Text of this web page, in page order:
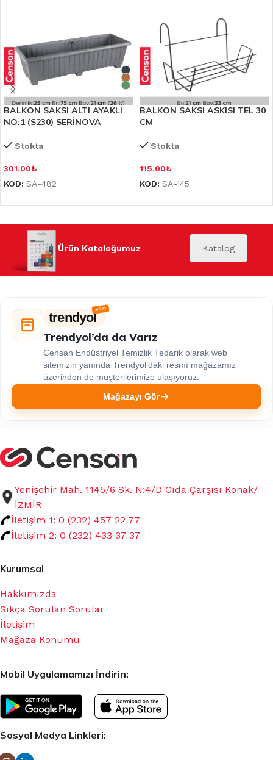
BALKON SAKSI ALTI AYAKLI
NO:1 (S230) SERİNOVA
Stokta
301.00₺
KOD: SA-482
BALKON SAKSI ASKISI TEL 30
CM
Stokta
115.00₺
KOD: SA-145
Ürün Kataloğumuz Katalog
trendyol
Trendyol’da da Varız
Censan Endüstriyel Temizlik Tedarik olarak web
sitemizin yanında Trendyol’daki resmî mağazamız
üzerinden de müşterilerimize ulaşıyoruz.
Mağazayı Gör
Yenişehir Mah. 1145/6 Sk. N:4/D Gıda Çarşısı Konak/
İZMİR
İletişim 1: 0 (232) 457 22 77
İletişim 2: 0 (232) 433 37 37
Kurumsal
Hakkımızda
Sıkça Sorulan Sorular
İletişim
Mağaza Konumu
Mobil Uygulamamızı İndirin:
Sosyal Medya Linkleri: